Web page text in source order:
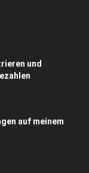
und
auf meinem